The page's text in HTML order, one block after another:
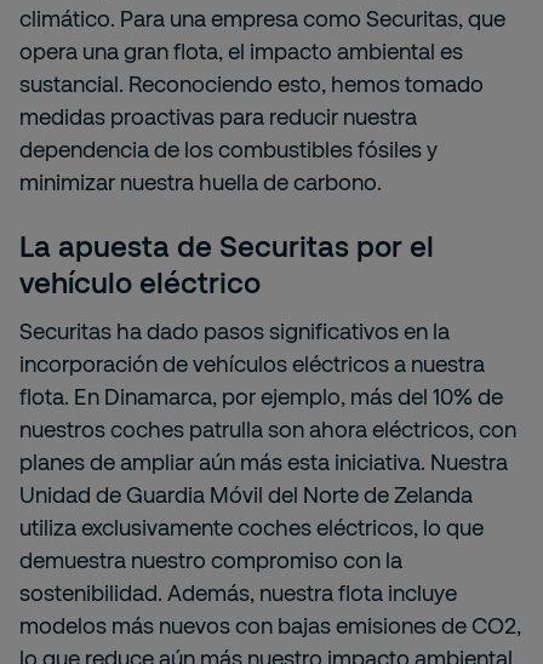
climático. Para una empresa como Securitas, que
opera una gran flota, el impacto ambiental es
sustancial. Reconociendo esto, hemos tomado
medidas proactivas para reducir nuestra
dependencia de los combustibles fósiles y
minimizar nuestra huella de carbono.
La apuesta de Securitas por el
vehículo eléctrico
Securitas ha dado pasos significativos en la
incorporación de vehículos eléctricos a nuestra
flota. En Dinamarca, por ejemplo, más del 10% de
nuestros coches patrulla son ahora eléctricos, con
planes de ampliar aún más esta iniciativa. Nuestra
Unidad de Guardia Móvil del Norte de Zelanda
utiliza exclusivamente coches eléctricos, lo que
demuestra nuestro compromiso con la
sostenibilidad. Además, nuestra flota incluye
modelos más nuevos con bajas emisiones de CO2,
lo que reduce aún más nuestro impacto ambiental.